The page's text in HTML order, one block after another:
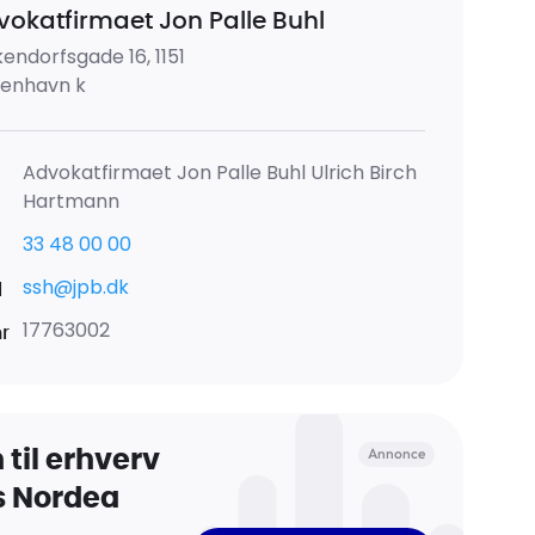
Jon Palle Buhl
16, 1151
k
Advokatfirmaet Jon Palle Buhl Ulrich Birch
Hartmann
33 48 00 00
ssh@jpb.dk
17763002
til erhverv
Nordea
Annonce